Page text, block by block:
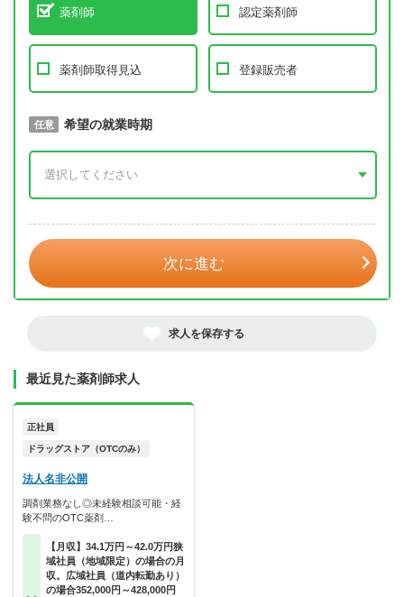
薬剤師 認定薬剤師
薬剤師取得見込 登録販売者
必須 取得予定年
任意 希望の就業時期
次に進む
求人を保存する
最近見た薬剤師求人
正社員
ドラッグストア（OTCのみ）
法人名非公開
調剤業務なし◎未経験相談可能・経
験不問のOTC薬剤…
【月収】34.1万円～42.0万円狭
域社員（地域限定）の場合の月
収。広域社員（道内転勤あり）
の場合352,000円～428,000円